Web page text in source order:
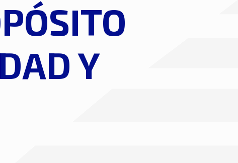
Y